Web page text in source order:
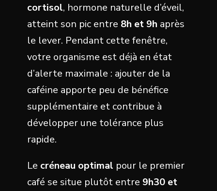
cortisol, hormone naturelle d’éveil,
atteint son pic entre 8h et 9h après
le lever. Pendant cette fenêtre,
votre organisme est déjà en état
d’alerte maximale : ajouter de la
caféine apporte peu de bénéfice
supplémentaire et contribue à
développer une tolérance plus
rapide.
Le créneau optimal pour le premier
café se situe plutôt entre 9h30 et